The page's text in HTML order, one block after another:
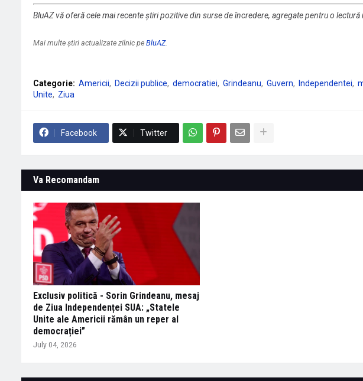
BluAZ vă oferă cele mai recente știri pozitive din surse de încredere, agregate pentru o lectură
Mai multe știri actualizate zilnic pe BluAZ.
Categorie: Americii Decizii publice democratiei Grindeanu Guvern Independentei
Unite
Ziua
Facebook Twitter
Va Recomandam
Exclusiv politică - Sorin Grindeanu, mesaj
de Ziua Independenței SUA: „Statele
Unite ale Americii rămân un reper al
democrației”
July 04, 2026